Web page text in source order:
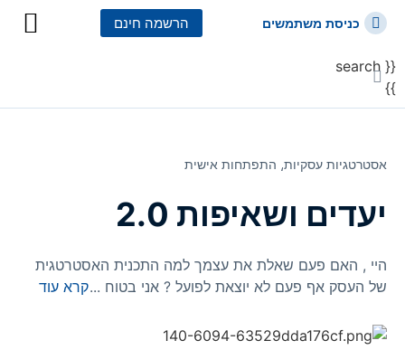
כניסת משתמשים הרשמה חינם
{{ search
}}
אסטרטגיות עסקיות⸲ התפתחות אישית
יעדים ושאיפות 2.0
היי , האם פעם שאלת את עצמך למה התכנית האסטרטגית
של העסק אף פעם לא יוצאת לפועל ? אני בטוח ...קרא עוד